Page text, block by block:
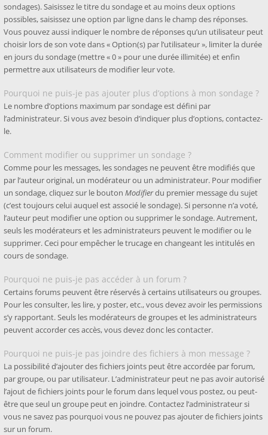
sondages). Saisissez le titre du sondage et au moins deux options
possibles, saisissez une option par ligne dans le champ des réponses.
Vous pouvez aussi indiquer le nombre de réponses qu’un utilisateur peut
choisir lors de son vote dans « Option(s) par l’utilisateur », limiter la durée
en jours du sondage (mettre « 0 » pour une durée illimitée) et enfin
permettre aux utilisateurs de modifier leur vote.
Pourquoi ne puis-je pas ajouter plus d’options à mon sondage ?
Le nombre d’options maximum par sondage est défini par
l’administrateur. Si vous avez besoin d’indiquer plus d’options, contactez-
le.
Comment modifier ou supprimer un sondage ?
Comme pour les messages, les sondages ne peuvent être modifiés que
par l’auteur original, un modérateur ou un administrateur. Pour modifier
un sondage, cliquez sur le bouton Modifierdu premier message du sujet
(c’est toujours celui auquel est associé le sondage). Si personne n’a voté,
l’auteur peut modifier une option ou supprimer le sondage. Autrement,
seuls les modérateurs et les administrateurs peuvent le modifier ou le
supprimer. Ceci pour empêcher le trucage en changeant les intitulés en
cours de sondage.
Pourquoi ne puis-je pas accéder à un forum ?
Certains forums peuvent être réservés à certains utilisateurs ou groupes.
Pour les consulter, les lire, y poster, etc., vous devez avoir les permissions
s’y rapportant. Seuls les modérateurs de groupes et les administrateurs
peuvent accorder ces accès, vous devez donc les contacter.
Pourquoi ne puis-je pas joindre des fichiers à mon message ?
La possibilité d’ajouter des fichiers joints peut être accordée par forum,
par groupe, ou par utilisateur. L’administrateur peut ne pas avoir autorisé
l’ajout de fichiers joints pour le forum dans lequel vous postez, ou peut-
être que seul un groupe peut en joindre. Contactez l’administrateur si
vous ne savez pas pourquoi vous ne pouvez pas ajouter de fichiers joints
sur un forum.